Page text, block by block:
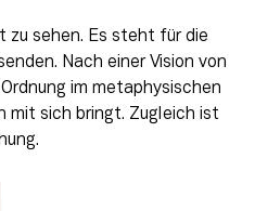
zu sehen. Es steht für die
Nach einer Vision von
im metaphysischen
mit sich bringt. Zugleich ist